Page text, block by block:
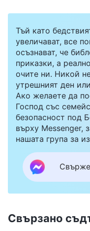
Тъй като
увеличават, все
осъзнават, че
приказки, а
очите ни. Никой
утрешният ден
Ако желаете да
Господ със
безопасност под
върху Messenger,
нашата група за
Свързано